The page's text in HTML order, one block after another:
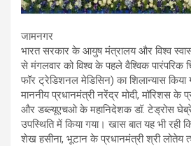
जामनगर
भारत सरकार के आयुष मंत्रालय और विश्व
से मंगलवार को विश्व के पहले वैश्विक पारंपरिक
फॉर ट्रेडिशनल मेडिसिन) का शिलान्यास किया
माननीय प्रधानमंत्री नरेंद्र मोदी, मॉरिशस के
और डब्ल्यूएचओ के महानिदेशक डॉ. टेड्रोस
उपस्थिति में किया गया। खास बात यह भी रही
शेख हसीना, भूटान के प्रधानमंत्री श्री लोतेय